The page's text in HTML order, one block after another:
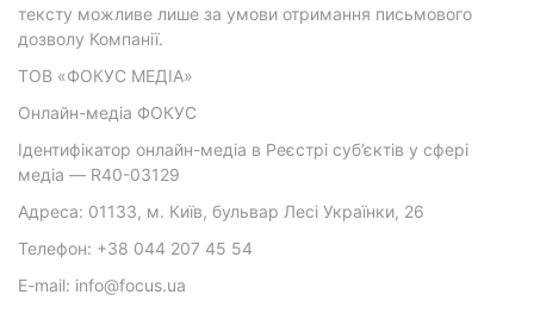
тексту можливе лише за умови отримання письмового
дозволу Компанії.
ТОВ «ФОКУС МЕДІА»
Онлайн-медіа ФОКУС
Ідентифікатор онлайн-медіа в Реєстрі суб’єктів у сфері
медіа — R40-03129
Адреса: 01133, м. Київ, бульвар Лесі Українки, 26
Телефон: +38 044 207 45 54
E-mail: info@focus.ua